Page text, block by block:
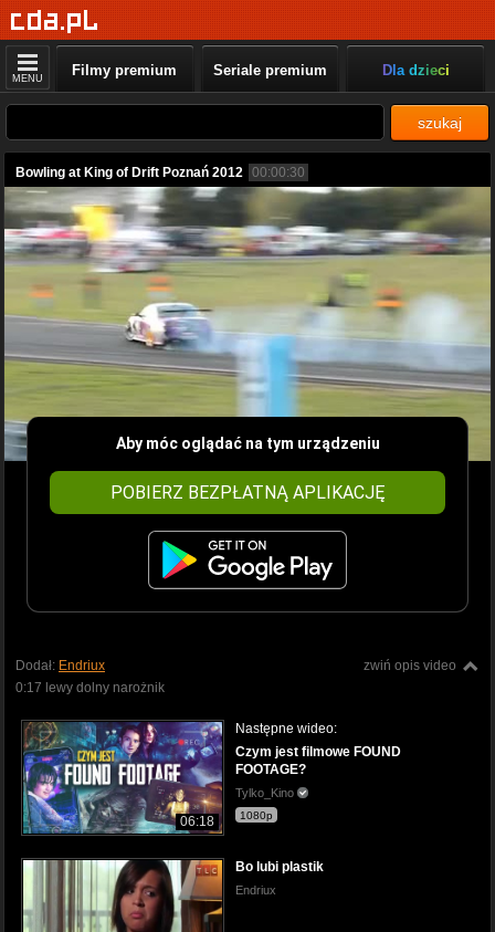
MENU Filmy premium Seriale premium Dla dzieci
szukaj
Bowling at King of Drift Poznań 2012 00:00:30
Aby móc oglądać na tym urządzeniu
POBIERZ BEZPŁATNĄ APLIKACJĘ
zwiń opis video
Dodał: Endriux
0:17 lewy dolny narożnik
06:18
Następne wideo:
Czym jest filmowe FOUND
FOOTAGE?
Tylko_Kino
1080p
Bo lubi plastik
Endriux